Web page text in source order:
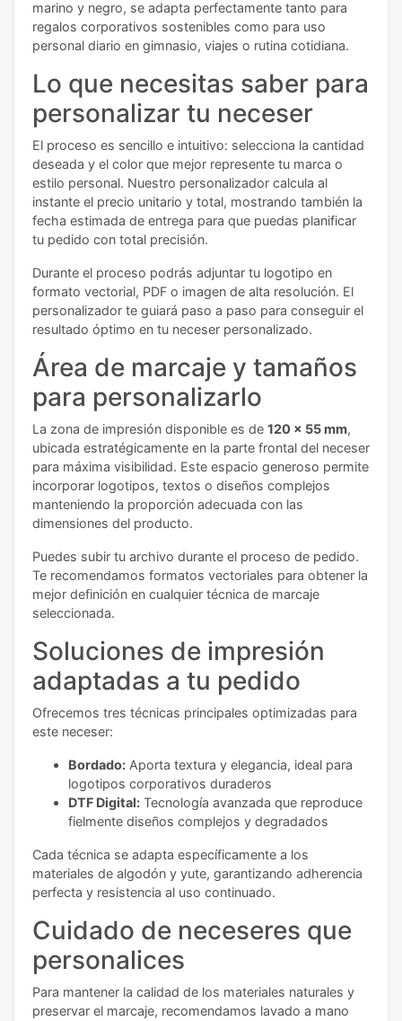
marino y negro, se adapta perfectamente tanto para
regalos corporativos sostenibles como para uso
personal diario en gimnasio, viajes o rutina cotidiana.
Lo que necesitas saber para
personalizar tu neceser
El proceso es sencillo e intuitivo: selecciona la cantidad
deseada y el color que mejor represente tu marca o
estilo personal. Nuestro personalizador calcula al
instante el precio unitario y total, mostrando también la
fecha estimada de entrega para que puedas planificar
tu pedido con total precisión.
Durante el proceso podrás adjuntar tu logotipo en
formato vectorial, PDF o imagen de alta resolución. El
personalizador te guiará paso a paso para conseguir el
resultado óptimo en tu neceser personalizado.
Área de marcaje y tamaños
para personalizarlo
La zona de impresión disponible es de 120 x 55 mm,
ubicada estratégicamente en la parte frontal del neceser
para máxima visibilidad. Este espacio generoso permite
incorporar logotipos, textos o diseños complejos
manteniendo la proporción adecuada con las
dimensiones del producto.
Puedes subir tu archivo durante el proceso de pedido.
Te recomendamos formatos vectoriales para obtener la
mejor definición en cualquier técnica de marcaje
seleccionada.
Soluciones de impresión
adaptadas a tu pedido
Ofrecemos tres técnicas principales optimizadas para
este neceser:
Bordado: Aporta textura y elegancia, ideal para
logotipos corporativos duraderos
DTF Digital: Tecnología avanzada que reproduce
fielmente diseños complejos y degradados
Cada técnica se adapta específicamente a los
materiales de algodón y yute, garantizando adherencia
perfecta y resistencia al uso continuado.
Cuidado de neceseres que
personalices
Para mantener la calidad de los materiales naturales y
preservar el marcaje, recomendamos lavado a mano